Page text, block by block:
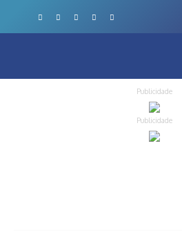
Publicidade
Publicidade